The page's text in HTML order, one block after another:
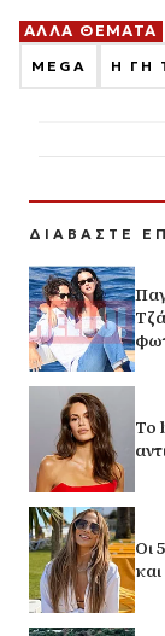
ΑΛΛΑ ΘΕΜΑΤΑ
MEGA Η ΓΗ
ΔΙΑΒΑΣΤΕ
Το
Οι